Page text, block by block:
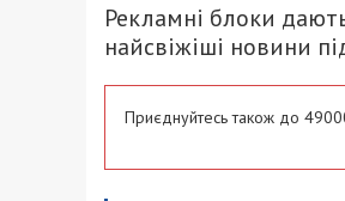
Рекламні блоки
найсвіжіші новини
Приєднуйтесь також до